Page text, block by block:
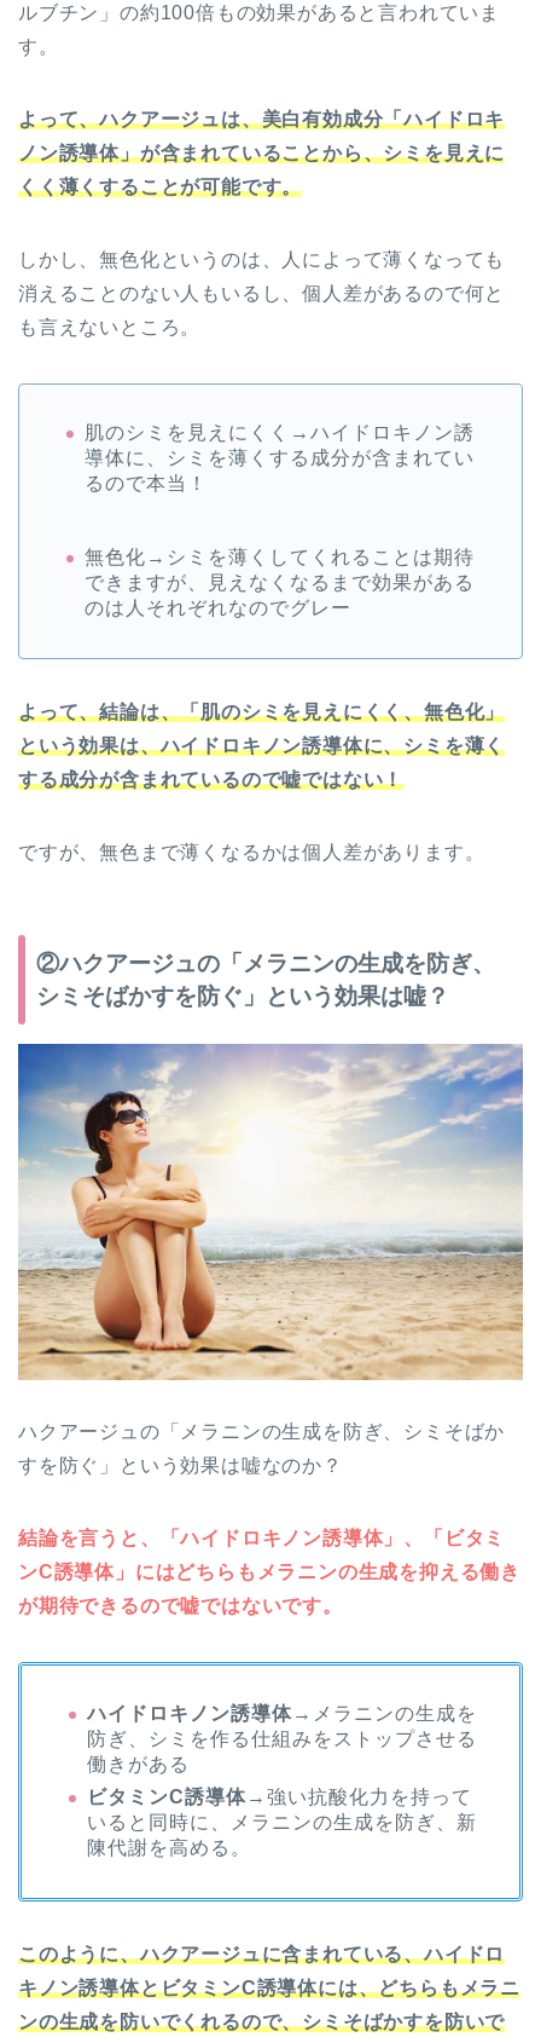
ルブチン」の約100倍もの効果があると言われていま
す。
よって、ハクアージュは、美白有効成分「ハイドロキ
ノン誘導体」が含まれていることから、シミを見えに
くく薄くすることが可能です。
しかし、無色化というのは、人によって薄くなっても
消えることのない人もいるし、個人差があるので何と
も言えないところ。
肌のシミを見えにくく→ハイドロキノン誘
導体に、シミを薄くする成分が含まれてい
るので本当！
無色化→シミを薄くしてくれることは期待
できますが、見えなくなるまで効果がある
のは人それぞれなのでグレー
よって、結論は、「肌のシミを見えにくく、無色化」
という効果は、ハイドロキノン誘導体に、シミを薄く
する成分が含まれているので嘘ではない！
ですが、無色まで薄くなるかは個人差があります。
②ハクアージュの「メラニンの生成を防ぎ、
シミそばかすを防ぐ」という効果は嘘？
ハクアージュの「メラニンの生成を防ぎ、シミそばか
すを防ぐ」という効果は嘘なのか？
結論を言うと、「ハイドロキノン誘導体」、「ビタミ
ンC誘導体」にはどちらもメラニンの生成を抑える働き
が期待できるので嘘ではないです。
ハイドロキノン誘導体→メラニンの生成を
防ぎ、シミを作る仕組みをストップさせる
働きがある
ビタミンC誘導体→強い抗酸化力を持って
いると同時に、メラニンの生成を防ぎ、新
陳代謝を高める。
このように、ハクアージュに含まれている、ハイドロ
キノン誘導体とビタミンC誘導体には、どちらもメラニ
ンの生成を防いでくれるので、シミそばかすを防いで